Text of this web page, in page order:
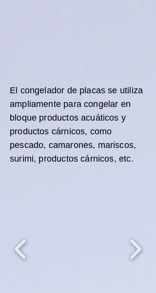
El congelador de placas se utiliza
ampliamente para congelar en
bloque productos acuáticos y
productos cárnicos, como
pescado, camarones, mariscos,
surimi, productos cárnicos, etc.